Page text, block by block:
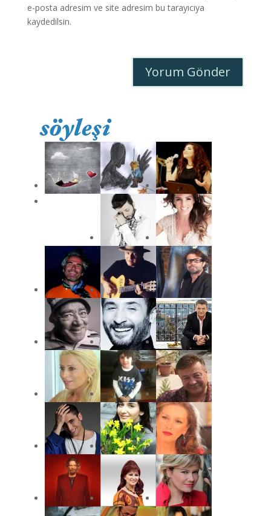
e-posta adresim ve site adresim bu tarayıcıya
kaydedilsin.